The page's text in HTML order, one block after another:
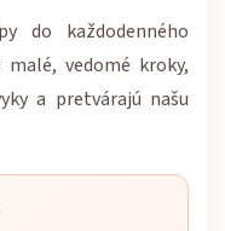
do každodenného
vedomé kroky,
a pretvárajú našu